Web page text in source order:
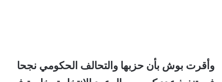
وأقرت بوش بأن حزبها والتحالف الحكومي نجحا